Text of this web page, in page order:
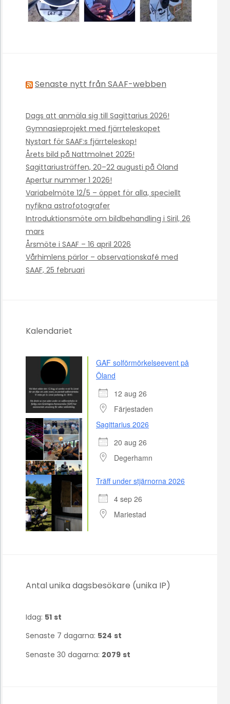
Senaste nytt från SAAF-webben
Dags att anmäla sig till Sagittarius 2026!
Gymnasieprojekt med fjärrteleskopet
Nystart för SAAF:s fjärrteleskop!
Årets bild på Nattmolnet 2025!
Sagittariusträffen, 20–22 augusti på Öland
Apertur nummer 1 2026!
Variabelmöte 12/5 – öppet för alla, speciellt
nyfikna astrofotografer
Introduktionsmöte om bildbehandling i Siril, 26
mars
Årsmöte i SAAF – 16 april 2026
Vårhimlens pärlor – observationskafé med
SAAF, 25 februari
Kalendariet
GAF solförmörkelseevent på
Öland
12 aug 26
Färjestaden
Sagittarius 2026
20 aug 26
Degerhamn
Träff under stjärnorna 2026
4 sep 26
Mariestad
Antal unika dagsbesökare (unika IP)
Idag: 51 st
Senaste 7 dagarna: 524 st
Senaste 30 dagarna: 2079 st